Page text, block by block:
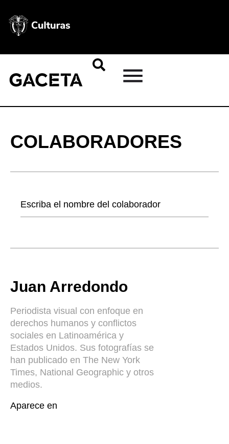
COLABORADORES
Juan Arredondo
Periodista visual con enfoque en
derechos humanos y conflictos
sociales en Latinoamérica y
Estados Unidos. Sus fotografías se
han publicado en The New York
Times, National Geographic y otros
medios.
Aparece en